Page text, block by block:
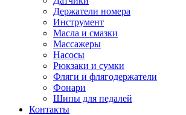
Держатели номера
Инструмент
Масла и смазки
Массажеры
Насосы
Рюкзаки и сумки
Фляги и флягодержатели
Фонари
Шипы для педалей
Контакты